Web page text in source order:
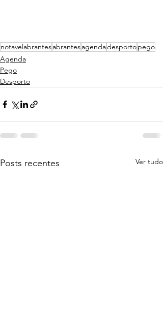
notavelabrantesabrantesagendadesportopego
Agenda
Pego
Desporto
Posts recentes Ver tudo